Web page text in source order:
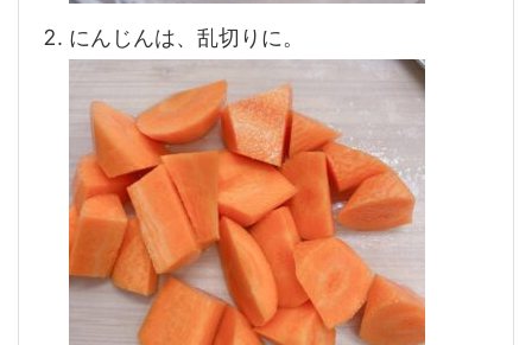
にんじんは、乱切りに。